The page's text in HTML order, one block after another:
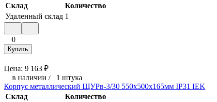
Склад
Количество
Удаленный склад 1
0
Купить
Цена: 9 163 ₽
в наличии / 1 штука
Корпус металлический ЩУРв-3/30 550х500х165мм IP31 IEK
Склад
Количество